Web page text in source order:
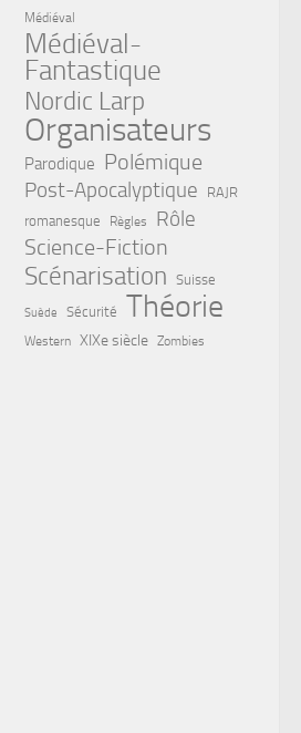
Médiéval
Médiéval-
Fantastique
Nordic Larp
Organisateurs
Parodique Polémique
Post-Apocalyptique
RAJR
romanesque
Règles
Rôle
Science-Fiction
Scénarisation Suisse
Suède Sécurité Théorie
Western XIXe siècle Zombies